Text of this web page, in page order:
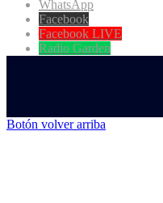
WhatsApp
Facebook
Facebook LIVE
Radio Garden
Botón volver arriba